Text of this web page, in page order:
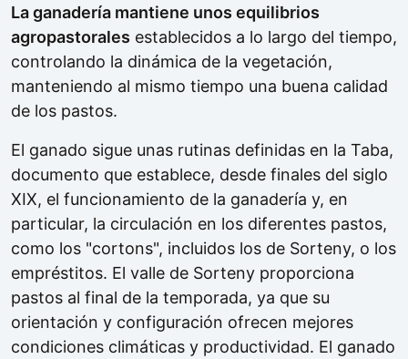
La ganadería mantiene unos equilibrios
agropastorales establecidos a lo largo del tiempo,
controlando la dinámica de la vegetación,
manteniendo al mismo tiempo una buena calidad
de los pastos.
El ganado sigue unas rutinas definidas en la Taba,
documento que establece, desde finales del siglo
XIX, el funcionamiento de la ganadería y, en
particular, la circulación en los diferentes pastos,
como los "cortons", incluidos los de Sorteny, o los
empréstitos. El valle de Sorteny proporciona
pastos al final de la temporada, ya que su
orientación y configuración ofrecen mejores
condiciones climáticas y productividad. El ganado